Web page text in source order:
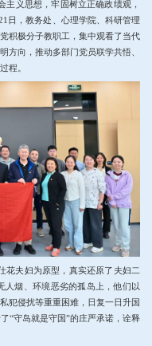
主义思想，牢固树立正确政绩观，
日，教务处、心理学院、科研管理
积极分子教职工 ，集中观看了当代
方向，推动多部门党员联学共悟、
程。
花夫妇为原型，真实还原了夫妇二
人烟、环境恶劣的孤岛上，他们以
私犯侵扰等重重困难，日复一日升国
“守岛就是守国”的庄严承诺， 诠释